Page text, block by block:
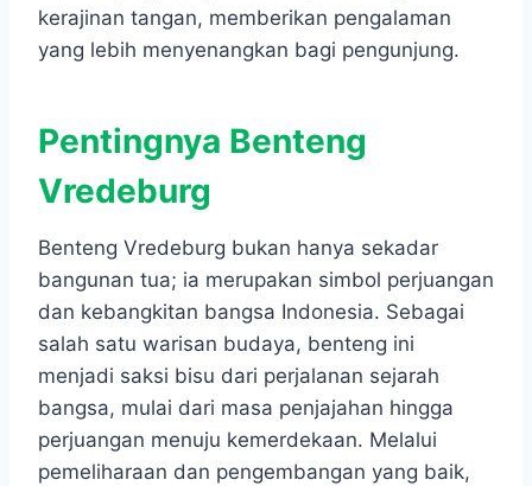
kerajinan tangan, memberikan pengalaman
yang lebih menyenangkan bagi pengunjung.
Pentingnya Benteng
Vredeburg
Benteng Vredeburg bukan hanya sekadar
bangunan tua; ia merupakan simbol perjuangan
dan kebangkitan bangsa Indonesia. Sebagai
salah satu warisan budaya, benteng ini
menjadi saksi bisu dari perjalanan sejarah
bangsa, mulai dari masa penjajahan hingga
perjuangan menuju kemerdekaan. Melalui
pemeliharaan dan pengembangan yang baik,